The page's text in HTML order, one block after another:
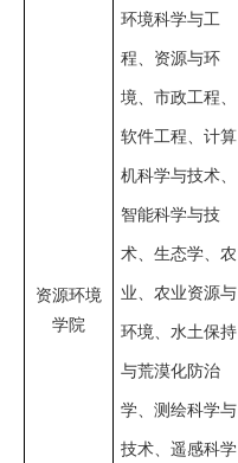
资源环境
学院
环境科学与工
程、资源与环
境、市政工程、
软件工程、计算
机科学与技术、
智能科学与技
术、生态学、农
业、农业资源与
环境、水土保持
与荒漠化防治
学、测绘科学与
技术、遥感科学